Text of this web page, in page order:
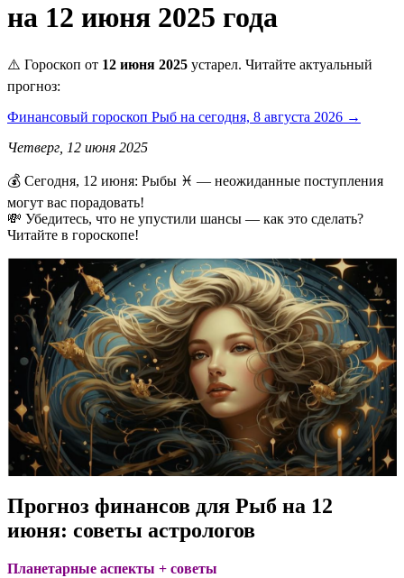
на 12 июня 2025 года
⚠️ Гороскоп от 12 июня 2025 устарел. Читайте актуальный
прогноз:
Финансовый гороскоп Рыб на сегодня, 8 августа 2026 →
Четверг, 12 июня 2025
💰 Сегодня, 12 июня: Рыбы ♓ — неожиданные поступления
могут вас порадовать!
💸 Убедитесь, что не упустили шансы — как это сделать?
Читайте в гороскопе!
Прогноз финансов для Рыб на 12
июня: советы астрологов
Планетарные аспекты + советы